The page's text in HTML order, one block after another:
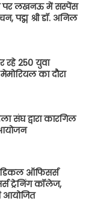
पर लखनऊ में सस्पेंस
पद्म श्री डॉ. अनिल
रहे 250 युवा
का दौरा
संघ द्वारा कारगिल
ऑफिसर्स
ट्रेनिंग कॉलेज,